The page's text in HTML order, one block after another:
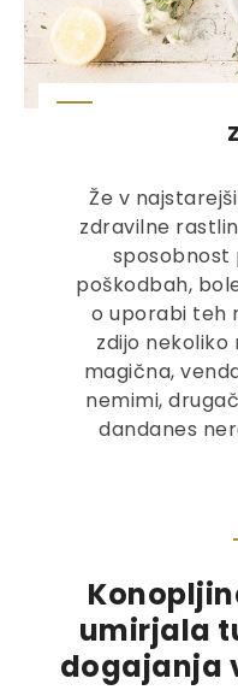
Že v
zdravilne
sposobnost
poškodbah,
o uporabi teh
zdijo nekoliko
magična,
nemimi,
dandanes
umirjala
dogajanja